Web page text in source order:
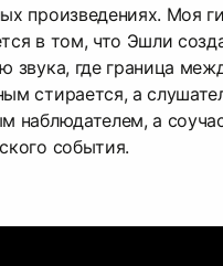
произведениях. Моя
в том, что Эшли
звука, где граница
стирается, а
наблюдателем, а
события.